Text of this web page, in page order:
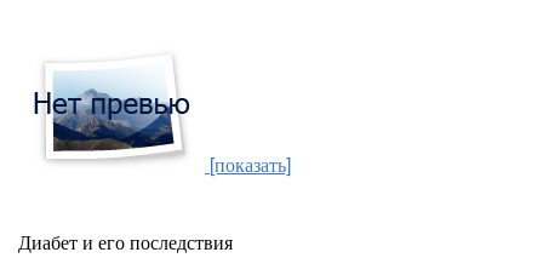
[показать]
Диабет и его последствия